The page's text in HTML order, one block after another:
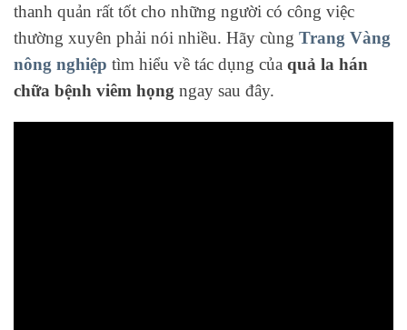
thanh quản rất tốt cho những người có công việc
thường xuyên phải nói nhiều. Hãy cùng Trang Vàng
nông nghiệp tìm hiểu về tác dụng của quả la hán
chữa bệnh viêm họng ngay sau đây.